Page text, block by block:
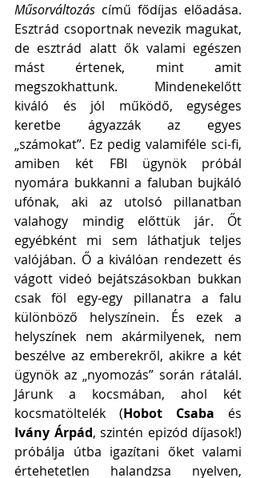
Műsorváltozás című fődíjas előadása.
Esztrád csoportnak nevezik magukat,
de esztrád alatt ők valami egészen
mást értenek, mint amit
megszokhattunk. Mindenekelőtt
kiváló és jól működő, egységes
keretbe ágyazzák az egyes
„számokat”. Ez pedig valamiféle sci-fi,
amiben két FBI ügynök próbál
nyomára bukkanni a faluban bujkáló
ufónak, aki az utolsó pillanatban
valahogy mindig előttük jár. Őt
egyébként mi sem láthatjuk teljes
valójában. Ő a kiválóan rendezett és
vágott videó bejátszásokban bukkan
csak föl egy-egy pillanatra a falu
különböző helyszínein. És ezek a
helyszínek nem akármilyenek, nem
beszélve az emberekről, akikre a két
ügynök az „nyomozás” során rátalál.
Járunk a kocsmában, ahol két
kocsmatöltelék (Hobot Csaba
Ivány Árpád, szintén epizód díjasok!)
próbálja útba igazítani őket valami
értehetetlen halandzsa nyelven,